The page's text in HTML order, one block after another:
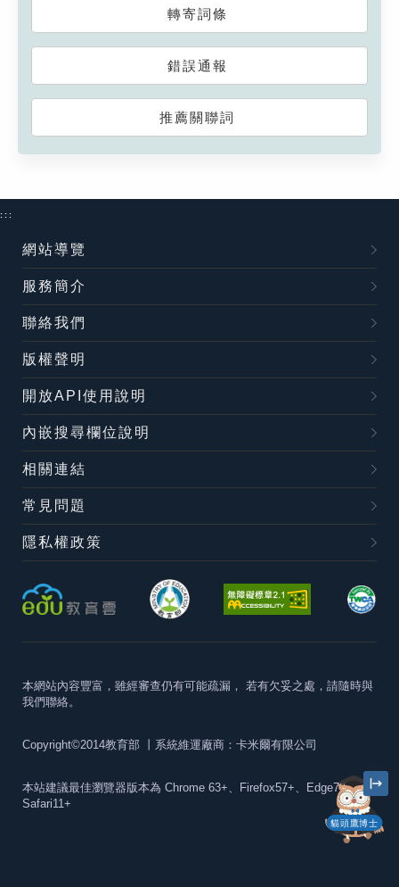
轉寄詞條
錯誤通報
推薦關聯詞
貓頭鷹博士
:::
網站導覽
服務簡介
聯絡我們
版權聲明
開放API使用說明
內嵌搜尋欄位說明
相關連結
常見問題
隱私權政策
本網站內容豐富，雖經審查仍有可能疏漏， 若有欠妥之處，請隨時與
我們聯絡。
Copyright©2014教育部 丨系統維運廠商：卡米爾有限公司
本站建議最佳瀏覽器版本為 Chrome 63+、Firefox57+、Edge79+及
Safari11+